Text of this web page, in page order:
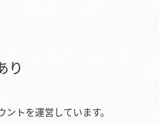
り
トを運営しています。